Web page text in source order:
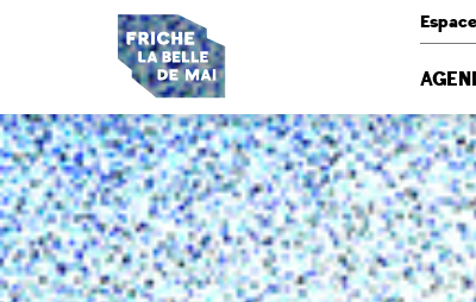
Panneau de gestion des cookies